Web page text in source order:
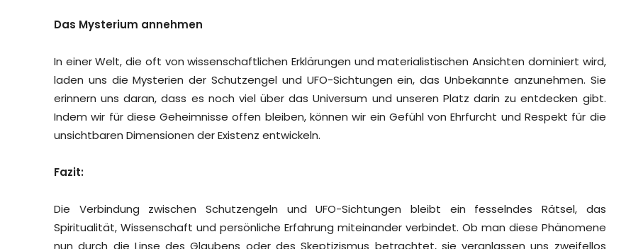
Das Mysterium annehmen
In einer Welt, die oft von wissenschaftlichen Erklärungen und materialistischen Ansichten dominiert wird,
laden uns die Mysterien der Schutzengel und UFO-Sichtungen ein, das Unbekannte anzunehmen. Sie
erinnern uns daran, dass es noch viel über das Universum und unseren Platz darin zu entdecken gibt.
Indem wir für diese Geheimnisse offen bleiben, können wir ein Gefühl von Ehrfurcht und Respekt für die
unsichtbaren Dimensionen der Existenz entwickeln.
Fazit:
Die Verbindung zwischen Schutzengeln und UFO-Sichtungen bleibt ein fesselndes Rätsel, das
Spiritualität, Wissenschaft und persönliche Erfahrung miteinander verbindet. Ob man diese Phänomene
nun durch die Linse des Glaubens oder des Skeptizismus betrachtet, sie veranlassen uns zweifellos